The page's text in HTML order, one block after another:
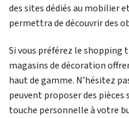
des sites dédiés au mobilier
permettra de découvrir des
Si vous préférez le
magasins de décoration
haut de gamme. N’hésitez
peuvent proposer des
touche personnelle à votre